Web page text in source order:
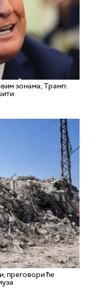
зонама; Трамп:
преговори ће